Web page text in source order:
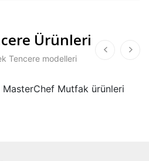
Ürünleri
Tencere modelleri
Mutfak ürünleri